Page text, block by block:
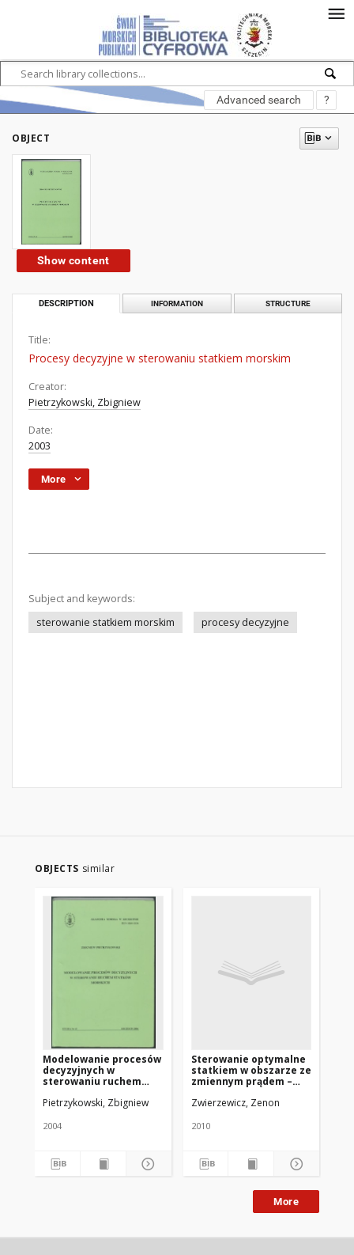
Advanced search ?
OBJECT
Show content
DESCRIPTION INFORMATION STRUCTURE
Title:
Procesy decyzyjne w sterowaniu statkiem morskim
Creator:
Pietrzykowski, Zbigniew
Date:
2003
More
Subject and keywords:
sterowanie statkiem morskim
procesy decyzyjne
OBJECTS similar
Modelowanie procesów
decyzyjnych w
sterowaniu ruchem
Pietrzykowski, Zbigniew
2004
Sterowanie optymalne
statkiem w obszarze ze
zmiennym prądem –
czasooptymalnej
Zwierzewicz, Zenon
2010
More